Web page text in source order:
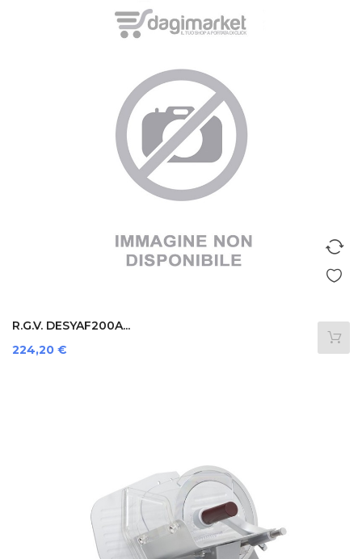
R.G.V. DESYAF200A...
Prezzo
224,20 €